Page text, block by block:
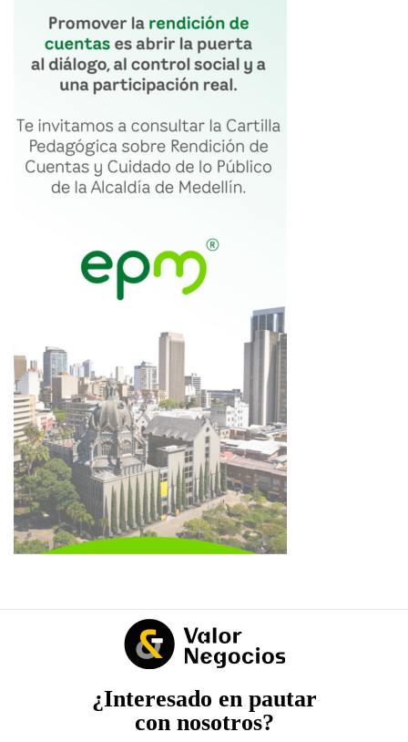
¿Interesado en pautar
con nosotros?